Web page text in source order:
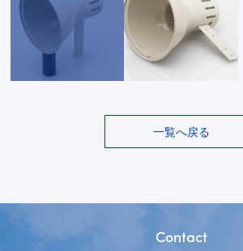
一覧へ戻る
Contact